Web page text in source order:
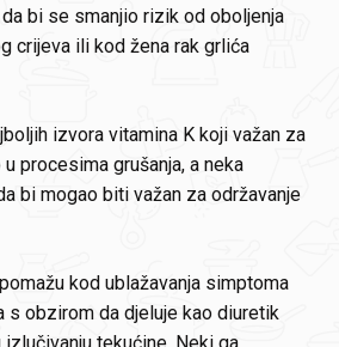
bi se smanjio rizik od oboljenja
crijeva ili kod žena rak grlića
izvora vitamina K koji važan za
procesima grušanja, a neka
bi mogao biti važan za održavanje
kod ublažavanja simptoma
s obzirom da djeluje kao diuretik